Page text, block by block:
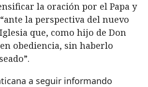
la oración por el Papa y
la perspectiva del nuevo
que, como hijo de Don
obediencia, sin haberlo
a seguir informando